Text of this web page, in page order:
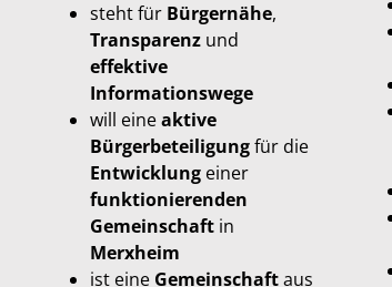
steht für Bürgernähe,
Transparenzund
effektive
Informationswege
will eineaktive
Bürgerbeteiligungfür die
Entwicklungeiner
funktionierenden
Gemeinschaftin
Merxheim
ist eine Gemeinschaftaus